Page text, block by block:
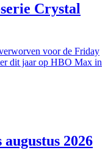
Crystal
voor de Friday
dit jaar op HBO Max in
2026